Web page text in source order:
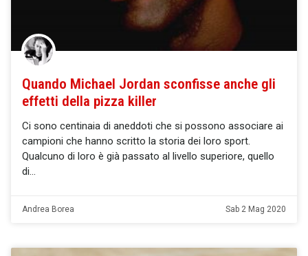
Quando Michael Jordan sconfisse anche gli
effetti della pizza killer
Ci sono centinaia di aneddoti che si possono associare ai
campioni che hanno scritto la storia dei loro sport.
Qualcuno di loro è già passato al livello superiore, quello
di
Andrea Borea Sab 2 Mag 2020